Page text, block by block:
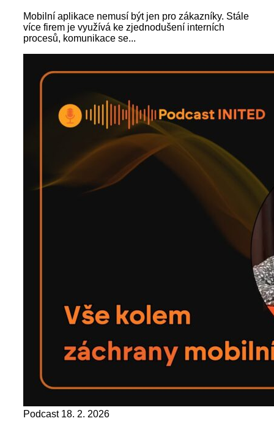
Mobilní aplikace nemusí být jen pro zákazníky. Stále
více firem je využívá ke zjednodušení interních
procesů, komunikace se...
Podcast 18. 2. 2026